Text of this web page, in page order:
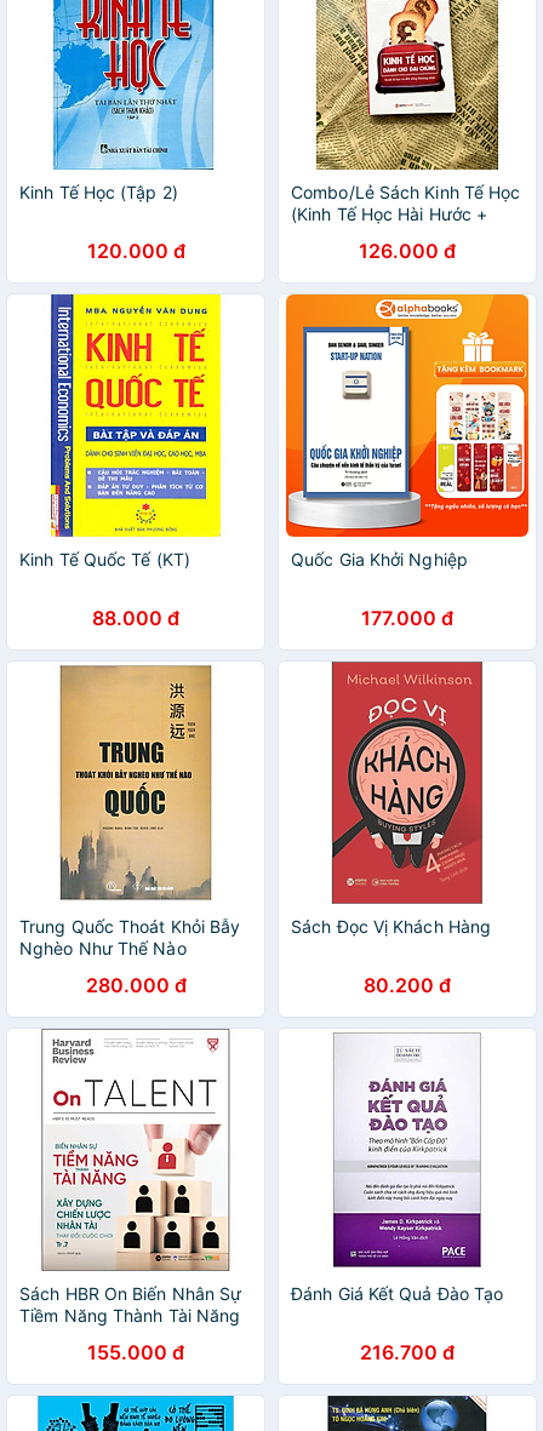
Kinh Tế Học (Tập 2)
120.000 đ
Combo/Lẻ Sách Kinh Tế Học
(Kinh Tế Học Hài Hước +
Khi Nào Cướp Nhà Băng +
Kinh Tế Học Dành Cho Đại
Chúng)
126.000 đ
Kinh Tế Quốc Tế (KT)
88.000 đ
Quốc Gia Khởi Nghiệp
177.000 đ
Trung Quốc Thoát Khỏi Bẫy
Nghèo Như Thế Nào
280.000 đ
Sách Đọc Vị Khách Hàng
80.200 đ
Sách HBR On Biến Nhân Sự
Tiềm Năng Thành Tài Năng
155.000 đ
Đánh Giá Kết Quả Đào Tạo
216.700 đ